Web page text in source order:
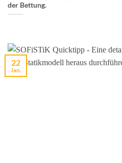
der Bettung.
22
Jan.